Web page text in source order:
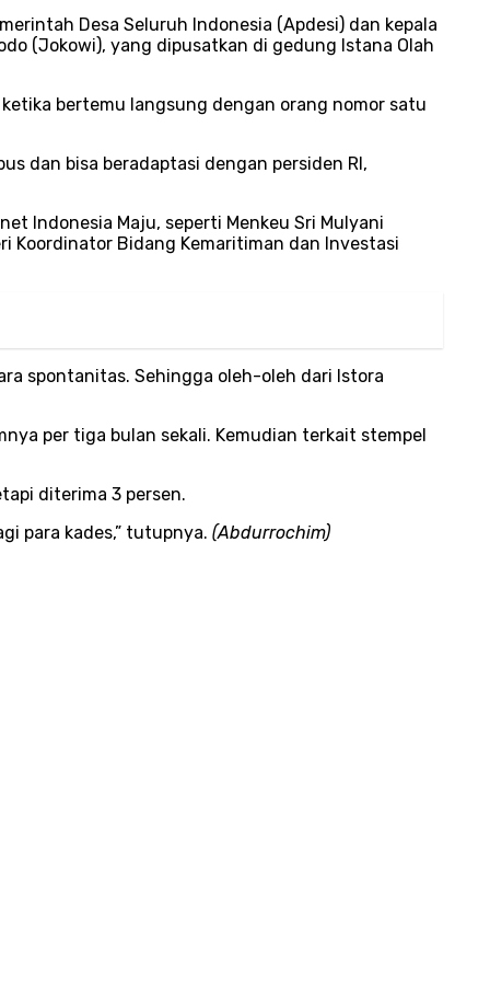
Desa Seluruh Indonesia (Apdesi) dan kepala
(Jokowi), yang dipusatkan di gedung Istana Olah
bertemu langsung dengan orang nomor satu
dan bisa beradaptasi dengan persiden RI,
Indonesia Maju, seperti Menkeu Sri Mulyani
Koordinator Bidang Kemaritiman dan Investasi
spontanitas. Sehingga oleh-oleh dari Istora
per tiga bulan sekali. Kemudian terkait stempel
diterima 3 persen.
para kades,” tutupnya. (Abdurrochim)